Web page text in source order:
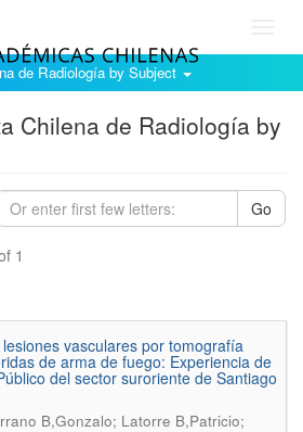
de Radiología by Subject
Chilena de Radiología by
Go
1
vasculares por tomografía
de arma de fuego: Experiencia de
del sector suroriente de Santiago
B,Gonzalo; Latorre B,Patricio;